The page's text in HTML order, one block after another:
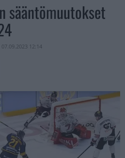
sääntömuutokset
07.09.2023 12:14